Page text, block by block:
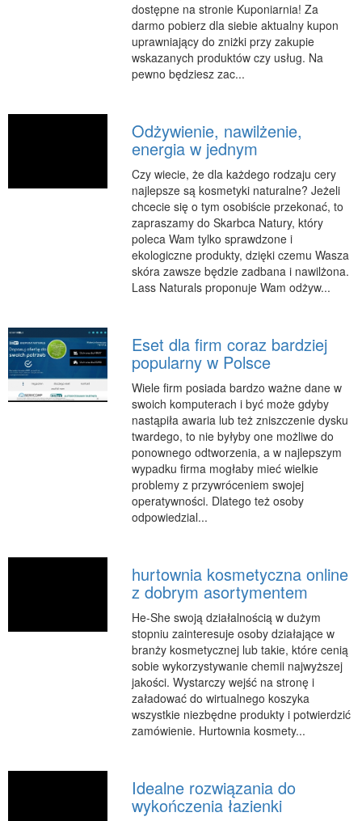
Restauracje, Catering
Sprzątanie, Porządkowanie
Dietetyka, Odchudzanie
Kosmetyki
Leczenie
Salony Kosmetyczne
Sprzęt Medyczny
Oprogramowanie
dostępne na stronie Kuponiarnia! Za
darmo pobierz dla siebie aktualny kupon
uprawniający do zniżki przy zakupie
wskazanych produktów czy usług. Na
pewno będziesz zac...
Odżywienie, nawilżenie,
energia w jednym
Czy wiecie, że dla każdego rodzaju cery
najlepsze są kosmetyki naturalne? Jeżeli
chcecie się o tym osobiście przekonać, to
zapraszamy do Skarbca Natury, który
poleca Wam tylko sprawdzone i
ekologiczne produkty, dzięki czemu Wasza
skóra zawsze będzie zadbana i nawilżona.
Lass Naturals proponuje Wam odżyw...
Eset dla firm coraz bardziej
popularny w Polsce
Wiele firm posiada bardzo ważne dane w
swoich komputerach i być może gdyby
nastąpiła awaria lub też zniszczenie dysku
twardego, to nie byłyby one możliwe do
ponownego odtworzenia, a w najlepszym
wypadku firma mogłaby mieć wielkie
problemy z przywróceniem swojej
operatywności. Dlatego też osoby
odpowiedzial...
hurtownia kosmetyczna online
z dobrym asortymentem
He-She swoją działalnością w dużym
stopniu zainteresuje osoby działające w
branży kosmetycznej lub takie, które cenią
sobie wykorzystywanie chemii najwyższej
jakości. Wystarczy wejść na stronę i
załadować do wirtualnego koszyka
wszystkie niezbędne produkty i potwierdzić
zamówienie. Hurtownia kosmety...
Idealne rozwiązania do
wykończenia łazienki